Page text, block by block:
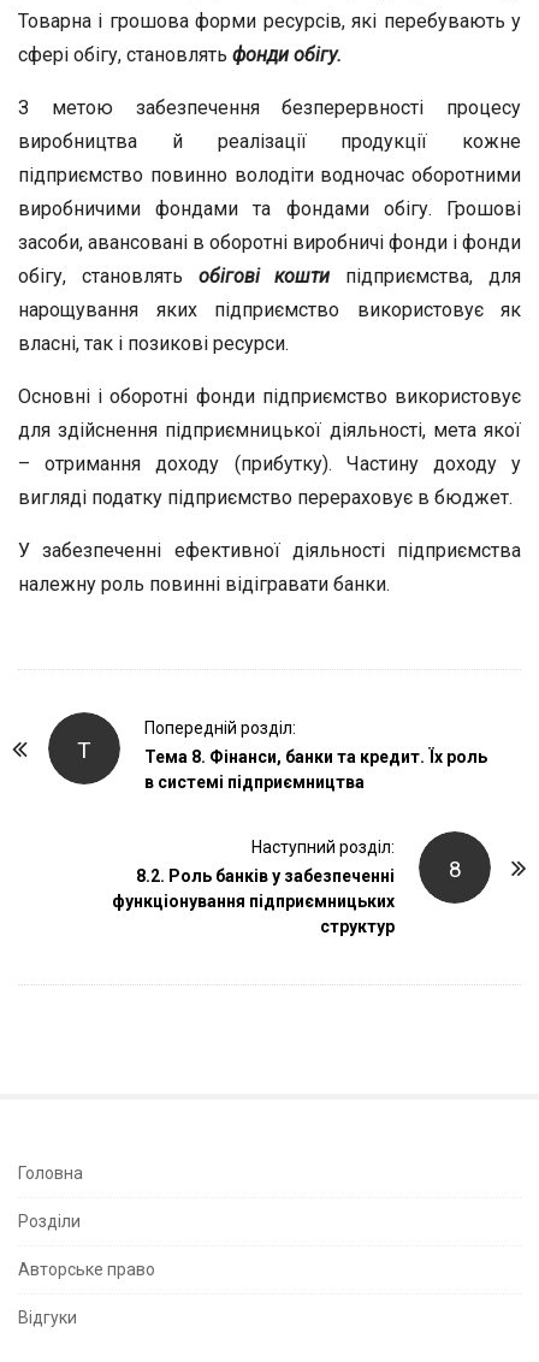
Товарна і грошова форми ресурсів, які перебувають у
сфері обігу, становлять фонди обігу.
З метою забезпечення безперервності процесу
виробництва й реалізації продукції кожне
підприємство повинно володіти водночас оборотними
виробничими фондами та фондами обігу. Грошові
засоби, авансовані в оборотні виробничі фонди і фонди
обігу, становлять обігові кошти підприємства, для
нарощування яких підприємство використовує як
власні, так і позикові ресурси.
Основні і оборотні фонди підприємство використовує
для здійснення підприємницької діяльності, мета якої
– отримання доходу (прибутку). Частину доходу у
вигляді податку підприємство перераховує в бюджет.
У забезпеченні ефективної діяльності підприємства
належну роль повинні відігравати банки.
Т
Попередній розділ:
Тема 8. Фінанси, банки та кредит. Їх роль
в системі підприємництва
8
Наступний розділ:
8.2. Роль банків у забезпеченні
функціонування підприємницьких
структур
S
e
S
Головна
Розділи
Авторське право
Відгуки